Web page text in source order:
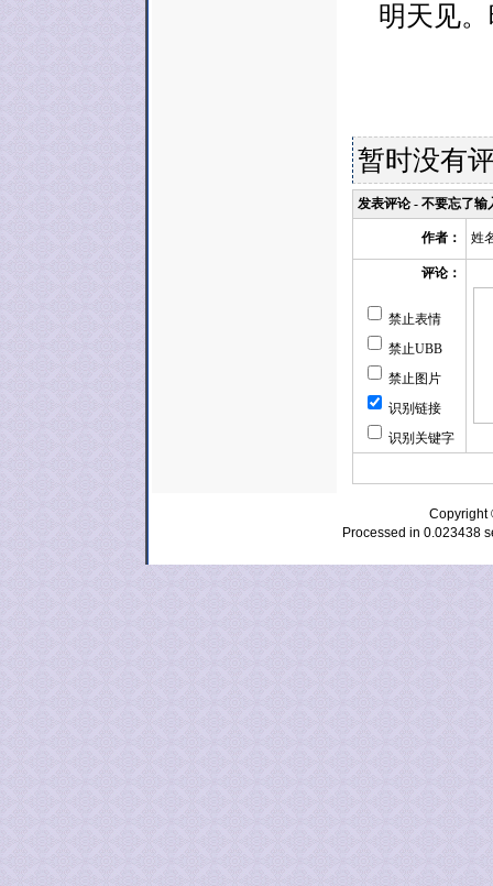
明天见。
暂时没有
发表评论 - 不要忘了输
作者： 姓
评论：
禁止表情
禁止UBB
禁止图片
识别链接
识别关键字
Processed in 0.023438